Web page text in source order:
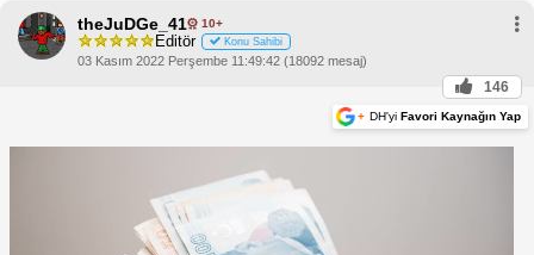
theJuDGe_41 10+
Editör Konu Sahibi
03 Kasım 2022 Perşembe 11:49:42 (18092 mesaj)
146
+ DH'yi Favori Kaynağın Yap